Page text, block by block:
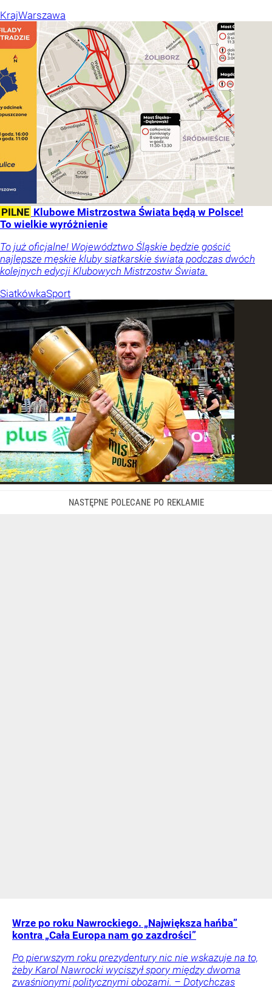
KrajWarszawa
PILNE Klubowe Mistrzostwa Świata będą w Polsce!
To wielkie wyróżnienie
To już oficjalne! Województwo Śląskie będzie gościć
najlepsze męskie kluby siatkarskie świata podczas dwóch
kolejnych edycji Klubowych Mistrzostw Świata.
SiatkówkaSport
Wrze po roku Nawrockiego. „Największa hańba”
kontra „Cała Europa nam go zazdrości”
Po pierwszym roku prezydentury nic nie wskazuje na to,
żeby Karol Nawrocki wyciszył spory między dwoma
zwaśnionymi politycznymi obozami. – Dotychczas